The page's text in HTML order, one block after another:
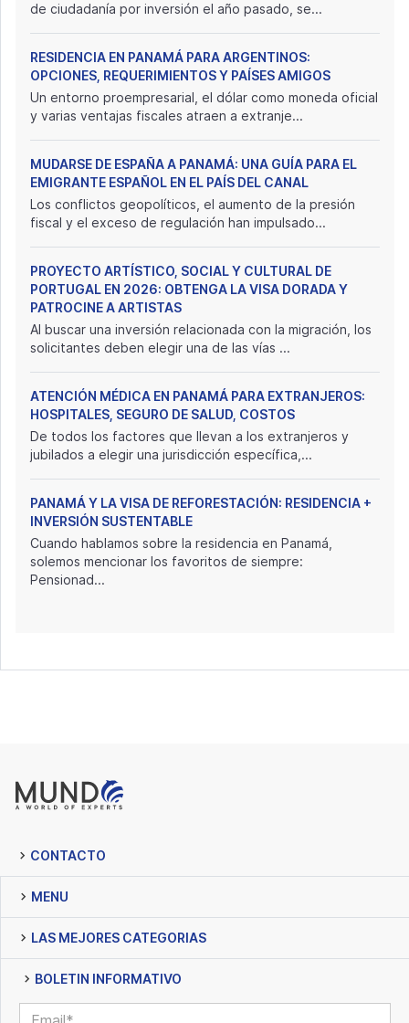
de ciudadanía por inversión el año pasado, se...
RESIDENCIA EN PANAMÁ PARA ARGENTINOS:
OPCIONES, REQUERIMIENTOS Y PAÍSES AMIGOS
Un entorno proempresarial, el dólar como moneda oficial
y varias ventajas fiscales atraen a extranje...
MUDARSE DE ESPAÑA A PANAMÁ: UNA GUÍA PARA EL
EMIGRANTE ESPAÑOL EN EL PAÍS DEL CANAL
Los conflictos geopolíticos, el aumento de la presión
fiscal y el exceso de regulación han impulsado...
PROYECTO ARTÍSTICO, SOCIAL Y CULTURAL DE
PORTUGAL EN 2026: OBTENGA LA VISA DORADA Y
PATROCINE A ARTISTAS
Al buscar una inversión relacionada con la migración, los
solicitantes deben elegir una de las vías ...
ATENCIÓN MÉDICA EN PANAMÁ PARA EXTRANJEROS:
HOSPITALES, SEGURO DE SALUD, COSTOS
De todos los factores que llevan a los extranjeros y
jubilados a elegir una jurisdicción específica,...
PANAMÁ Y LA VISA DE REFORESTACIÓN: RESIDENCIA +
INVERSIÓN SUSTENTABLE
Cuando hablamos sobre la residencia en Panamá,
solemos mencionar los favoritos de siempre:
Pensionad...
CONTACTO
MENU
LAS MEJORES CATEGORIAS
BOLETIN INFORMATIVO